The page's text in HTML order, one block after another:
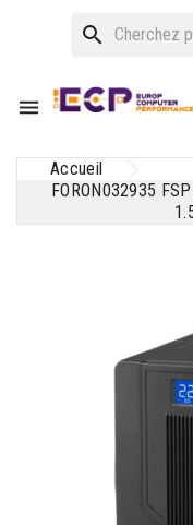
search

Accueil
FORON032935